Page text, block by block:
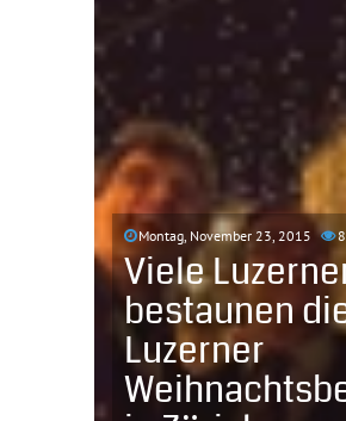
Montag, November 23, 2015
Viele
bestaunen
Luzerner